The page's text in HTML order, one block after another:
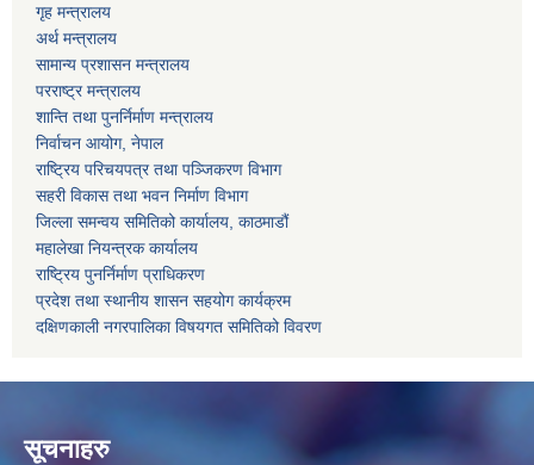
गृह मन्त्रालय
अर्थ मन्त्रालय
सामान्य प्रशासन मन्त्रालय
परराष्ट्र मन्त्रालय
शान्ति तथा पुनर्निर्माण मन्त्रालय
निर्वाचन आयोग, नेपाल
राष्ट्रिय परिचयपत्र तथा पञ्जिकरण विभाग
सहरी विकास तथा भवन निर्माण विभाग
जिल्ला समन्वय समितिको कार्यालय, काठमाडौं
महालेखा नियन्त्रक कार्यालय
राष्ट्रिय पुनर्निर्माण प्राधिकरण
प्रदेश तथा स्थानीय शासन सहयोग कार्यक्रम
दक्षिणकाली नगरपालिका विषयगत समितिको विवरण
सूचनाहरु